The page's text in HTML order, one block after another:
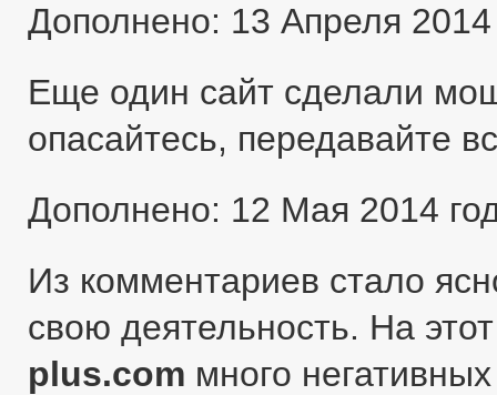
Дополнено: 13 Апреля 2014
Еще один сайт сделали
опасайтесь, передавайте
Дополнено: 12 Мая 2014
Из комментариев стало
свою деятельность. На
plus.com много